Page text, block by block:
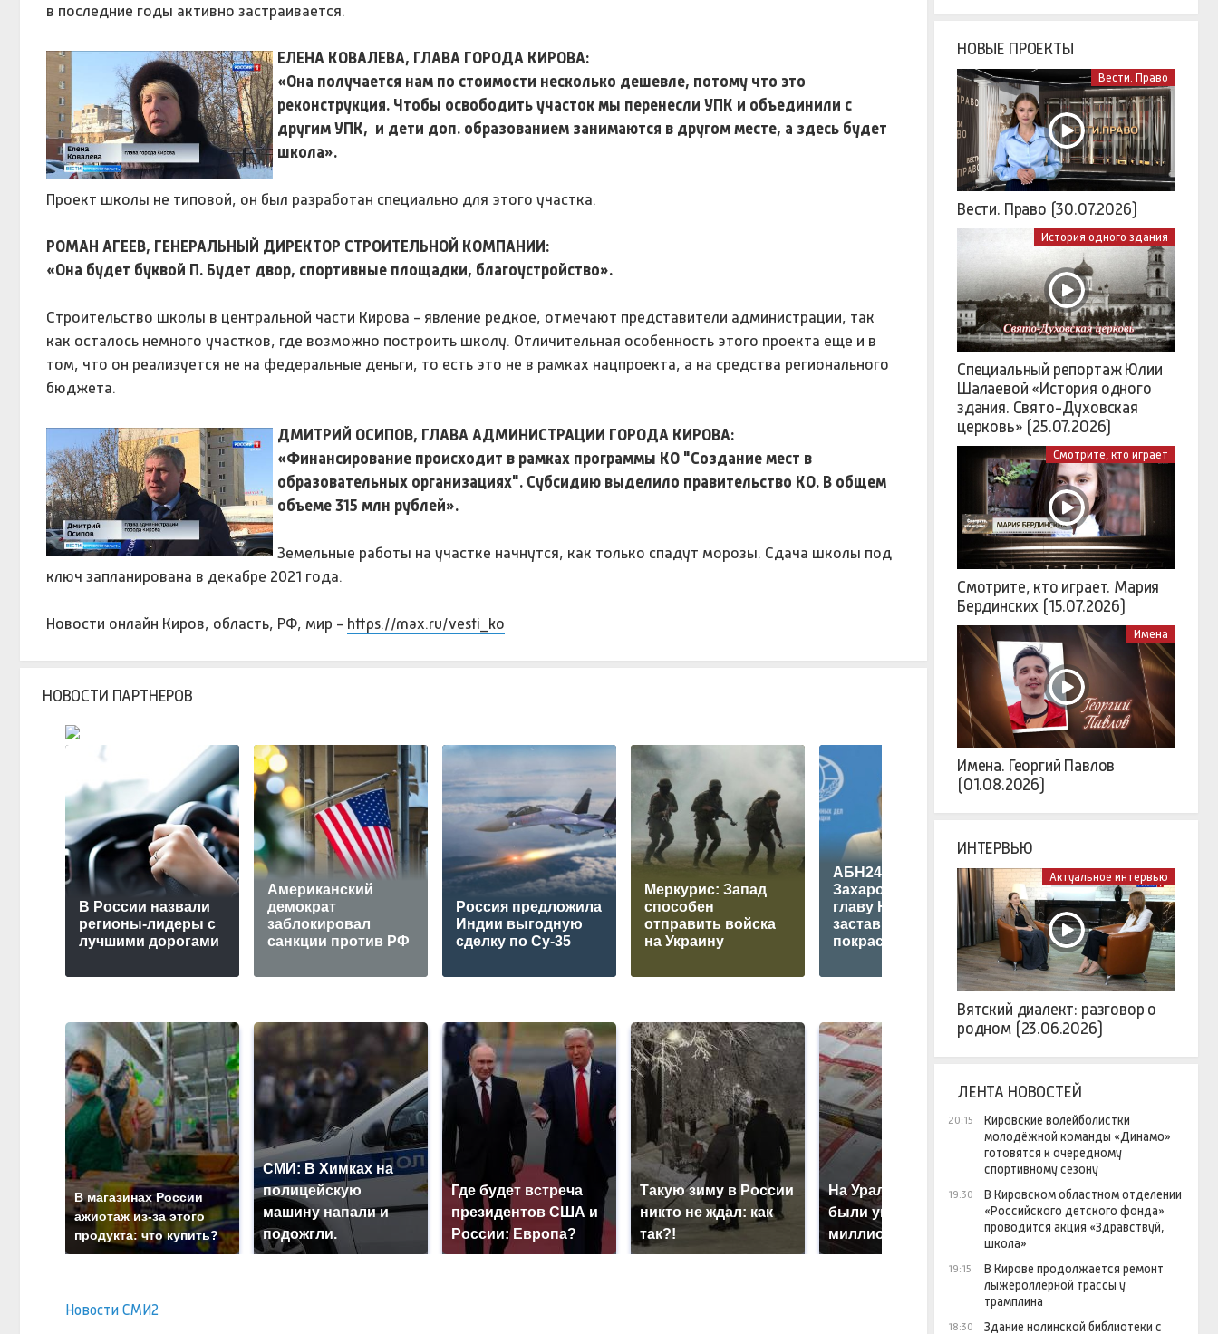
в последние годы активно застраивается.
ЕЛЕНА КОВАЛЕВА, ГЛАВА ГОРОДА КИРОВА:
«Она получается нам по стоимости несколько дешевле, потому что это
реконструкция. Чтобы освободить участок мы перенесли УПК и объединили с
другим УПК, и дети доп. образованием занимаются в другом месте, а здесь будет
школа».
Проект школы не типовой, он был разработан специально для этого участка.
РОМАН АГЕЕВ, ГЕНЕРАЛЬНЫЙ ДИРЕКТОР СТРОИТЕЛЬНОЙ КОМПАНИИ:
«Она будет буквой П. Будет двор, спортивные площадки, благоустройство».
Строительство школы в центральной части Кирова - явление редкое, отмечают представители администрации, так
как осталось немного участков, где возможно построить школу. Отличительная особенность этого проекта еще и в
том, что он реализуется не на федеральные деньги, то есть это не в рамках нацпроекта, а на средства регионального
бюджета.
ДМИТРИЙ ОСИПОВ, ГЛАВА АДМИНИСТРАЦИИ ГОРОДА КИРОВА:
«Финансирование происходит в рамках программы КО "Создание мест в
образовательных организациях". Субсидию выделило правительство КО. В общем
объеме 315 млн рублей».
Земельные работы на участке начнутся, как только спадут морозы. Сдача школы под
ключ запланирована в декабре 2021 года.
Новости онлайн Киров, область, РФ, мир - https://max.ru/vesti_ko
НОВОСТИ ПАРТНЕРОВ
В России назвали
регионы-лидеры с
лучшими дорогами
Американский
демократ
заблокировал
санкции против РФ
Россия предложила
Индии выгодную
сделку по Су-35
Меркурис: Запад
способен
отправить войска
на Украину
АБН24: шутка
Захаровой про
главу НАТО
заставила Запад
покраснеть
Медведев
отреагировал на
слухи о
мобилизации
В магазинах России
ажиотаж из-за этого
продукта: что купить?
СМИ: В Химках на
полицейскую
машину напали и
подожгли.
Где будет встреча
президентов США и
России: Европа?
Такую зиму в России
никто не ждал: как
так?!
На Урале из казны
были украдены 18
миллионов рублей
Как выглядит место
крушение вертолета на
Кавказе: смотреть
Новости СМИ2
НОВЫЕ ПРОЕКТЫ
Вести. Право
Вести. Право (30.07.2026)
История одного здания
Специальный репортаж Юлии
Шалаевой «История одного
здания. Свято-Духовская
церковь» (25.07.2026)
Смотрите, кто играет
Смотрите, кто играет. Мария
Бердинских (15.07.2026)
Имена
Имена. Георгий Павлов
(01.08.2026)
ИНТЕРВЬЮ
Актуальное интервью
Вятский диалект: разговор о
родном (23.06.2026)
ЛЕНТА НОВОСТЕЙ
20:15
Кировские волейболистки
молодёжной команды «Динамо»
готовятся к очередному
спортивному сезону
19:30
В Кировском областном отделении
«Российского детского фонда»
проводится акция «Здравствуй,
школа»
19:15
В Кирове продолжается ремонт
лыжероллерной трассы у
трамплина
18:30
Здание нолинской библиотеки с